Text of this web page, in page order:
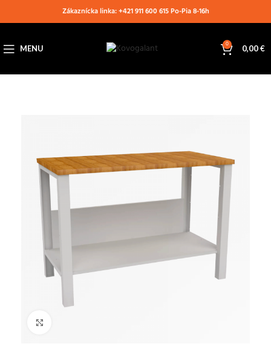
Zákaznícka linka: +421 911 600 615 Po-Pia 8-16h
MENU 0 0,00€